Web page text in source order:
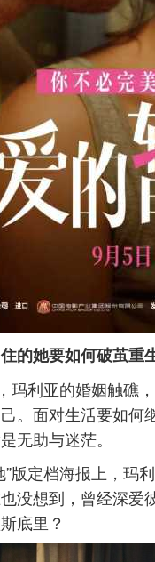
的她要如何破茧重
玛利亚的婚姻触礁
。面对生活要如
无助与迷茫。
”版定档海报上，玛
没想到，曾经深
底里？